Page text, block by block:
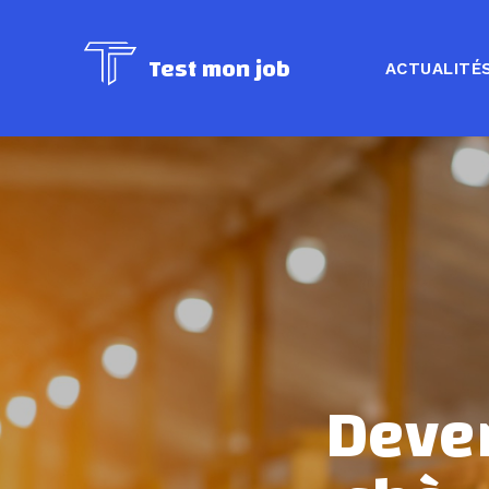
Test mon job